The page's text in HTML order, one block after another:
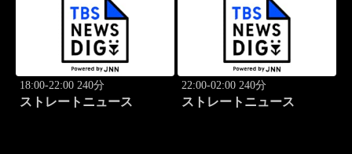
18:00-22:00 240分
ストレートニュース
22:00-02:00 240分
ストレートニュース